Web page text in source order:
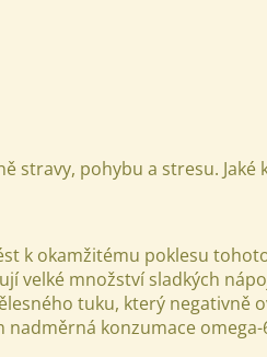
pohybu a stresu.
k okamžitému poklesu
velké množství sladkých
tuku, který negativně
konzumace